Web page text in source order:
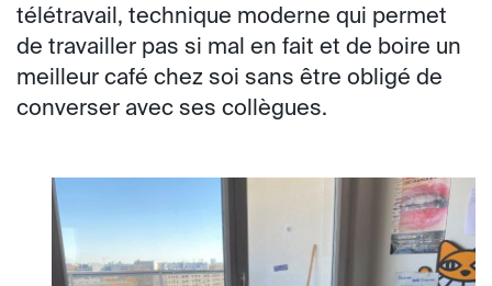
télétravail, technique moderne qui permet
de travailler pas si mal en fait et de boire un
meilleur café chez soi sans être obligé de
converser avec ses collègues.